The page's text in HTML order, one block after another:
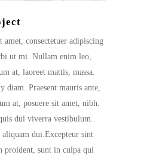
consectetuer adipiscing
ut mi. Nullam enim leo,
at, laoreet mattis, massa.
diam. Praesent mauris ante,
at, posuere sit amet, nibh.
dui viverra vestibulum.
aliquam dui.Excepteur sint
proident, sunt in culpa qui